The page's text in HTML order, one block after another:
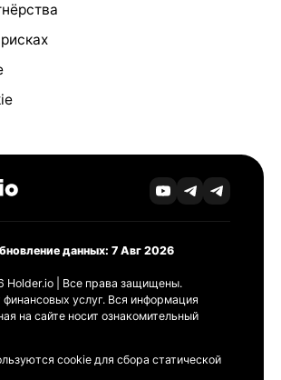
данных: 7 Авг 2026
Holder.io | Все права защищены.
финансовых услуг. Вся информация
на сайте носит ознакомительный
cookie для сбора статической